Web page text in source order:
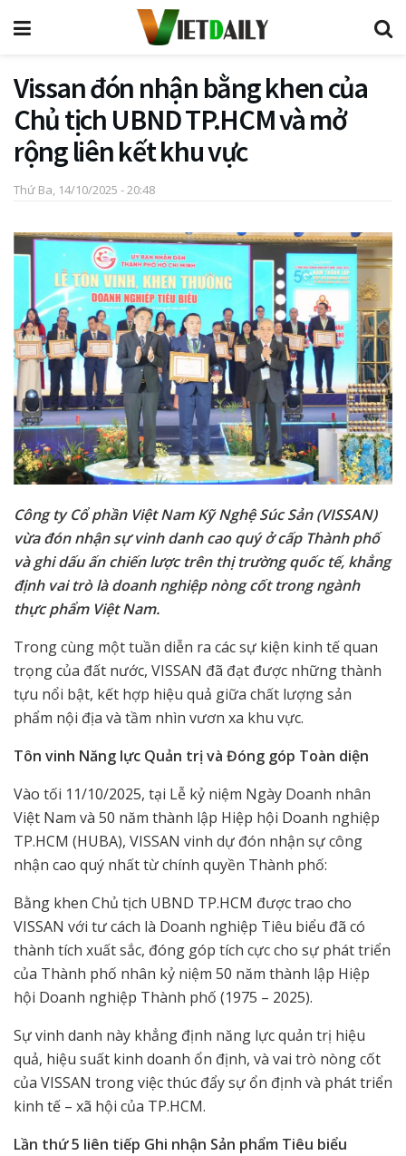
Vissan đón nhận bằng khen của
Chủ tịch UBND TP.HCM và mở
rộng liên kết khu vực
Thứ Ba, 14/10/2025 - 20:48
Công ty Cổ phần Việt Nam Kỹ Nghệ Súc Sản (VISSAN)
vừa đón nhận sự vinh danh cao quý ở cấp Thành phố
và ghi dấu ấn chiến lược trên thị trường quốc tế, khẳng
định vai trò là doanh nghiệp nòng cốt trong ngành
thực phẩm Việt Nam.
Trong cùng một tuần diễn ra các sự kiện kinh tế quan
trọng của đất nước, VISSAN đã đạt được những thành
tựu nổi bật, kết hợp hiệu quả giữa chất lượng sản
phẩm nội địa và tầm nhìn vươn xa khu vực.
Tôn vinh Năng lực Quản trị và Đóng góp Toàn diện
Vào tối 11/10/2025, tại Lễ kỷ niệm Ngày Doanh nhân
Việt Nam và 50 năm thành lập Hiệp hội Doanh nghiệp
TP.HCM (HUBA), VISSAN vinh dự đón nhận sự công
nhận cao quý nhất từ chính quyền Thành phố:
Bằng khen Chủ tịch UBND TP.HCM được trao cho
VISSAN với tư cách là Doanh nghiệp Tiêu biểu đã có
thành tích xuất sắc, đóng góp tích cực cho sự phát triển
của Thành phố nhân kỷ niệm 50 năm thành lập Hiệp
hội Doanh nghiệp Thành phố (1975 – 2025).
Sự vinh danh này khẳng định năng lực quản trị hiệu
quả, hiệu suất kinh doanh ổn định, và vai trò nòng cốt
của VISSAN trong việc thúc đẩy sự ổn định và phát triển
kinh tế – xã hội của TP.HCM.
Lần thứ 5 liên tiếp Ghi nhận Sản phẩm Tiêu biểu